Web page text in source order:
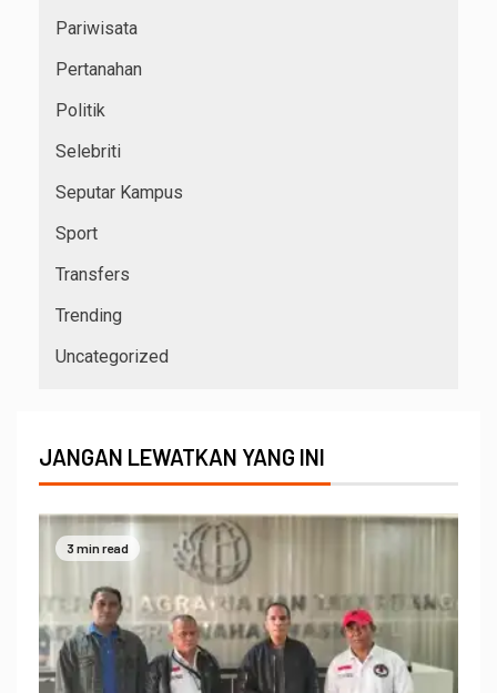
Pariwisata
Pertanahan
Politik
Selebriti
Seputar Kampus
Sport
Transfers
Trending
Uncategorized
JANGAN LEWATKAN YANG INI
3 min read